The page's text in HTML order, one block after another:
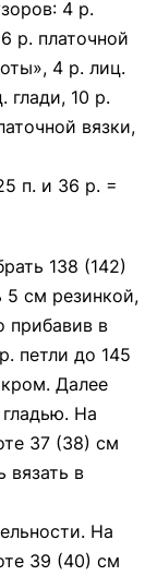
4 р.
р. платочной
4 р. лиц.
глади, 10 р.
вязки,
п. и 36 р. =
138 (142)
5 см резинкой,
прибавив в
петли до 145
Далее
гладью. На
37 (38) см
вязать в
На
39 (40) см